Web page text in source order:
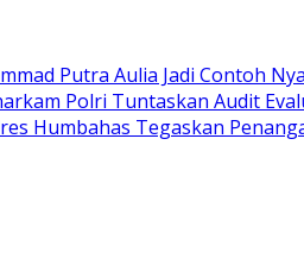
Putra Aulia Jadi Contoh
Polri Tuntaskan Audit
Humbahas Tegaskan